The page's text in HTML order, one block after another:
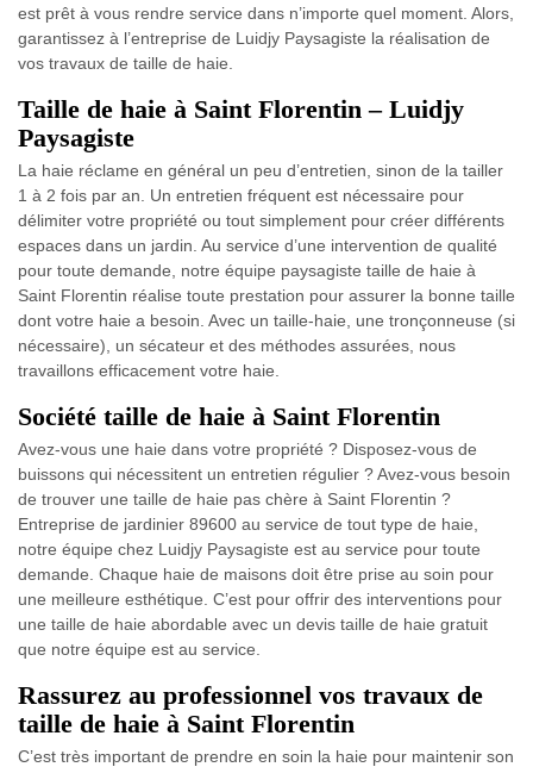
est prêt à vous rendre service dans n’importe quel moment. Alors,
garantissez à l’entreprise de Luidjy Paysagiste la réalisation de
vos travaux de taille de haie.
Taille de haie à Saint Florentin – Luidjy
Paysagiste
La haie réclame en général un peu d’entretien, sinon de la tailler
1 à 2 fois par an. Un entretien fréquent est nécessaire pour
délimiter votre propriété ou tout simplement pour créer différents
espaces dans un jardin. Au service d’une intervention de qualité
pour toute demande, notre équipe paysagiste taille de haie à
Saint Florentin réalise toute prestation pour assurer la bonne taille
dont votre haie a besoin. Avec un taille-haie, une tronçonneuse (si
nécessaire), un sécateur et des méthodes assurées, nous
travaillons efficacement votre haie.
Société taille de haie à Saint Florentin
Avez-vous une haie dans votre propriété ? Disposez-vous de
buissons qui nécessitent un entretien régulier ? Avez-vous besoin
de trouver une taille de haie pas chère à Saint Florentin ?
Entreprise de jardinier 89600 au service de tout type de haie,
notre équipe chez Luidjy Paysagiste est au service pour toute
demande. Chaque haie de maisons doit être prise au soin pour
une meilleure esthétique. C’est pour offrir des interventions pour
une taille de haie abordable avec un devis taille de haie gratuit
que notre équipe est au service.
Rassurez au professionnel vos travaux de
taille de haie à Saint Florentin
C’est très important de prendre en soin la haie pour maintenir son